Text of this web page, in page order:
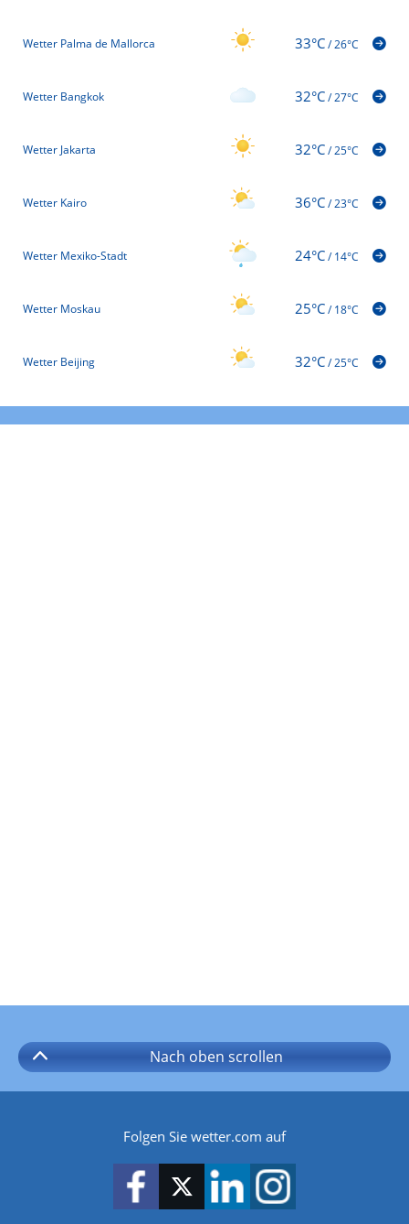
Wetter Palma de Mallorca 33°C/26°C
Wetter Bangkok 32°C/27°C
Wetter Jakarta 32°C/25°C
Wetter Kairo 36°C/23°C
Wetter Mexiko-Stadt 24°C/14°C
Wetter Moskau 25°C/18°C
Wetter Beijing 32°C/25°C
Nach oben scrollen
Folgen Sie wetter.com auf